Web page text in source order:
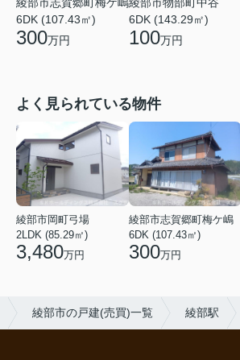
6DK (107.43㎡)
300万円
6DK (143.29㎡)
100万円
よく見られている物件
綾部市岡町弓場
2LDK (85.29㎡)
3,480万円
綾部市志賀郷町梅ケ嶋
6DK (107.43㎡)
300万円
綾部市の戸建(売買)一覧 綾部駅